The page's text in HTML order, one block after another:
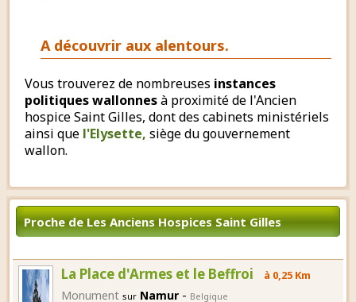
A découvrir aux alentours.
Vous trouverez de nombreuses instances
politiques wallonnesà proximité de l'Ancien
hospice Saint Gilles, dont des cabinets ministériels
ainsi que l'Elysette, siège du gouvernement
wallon.
Proche de Les Anciens Hospices Saint Gilles
La Place d'Armes et le Beffroi à 0,25 Km
Monument sur Namur - Belgique